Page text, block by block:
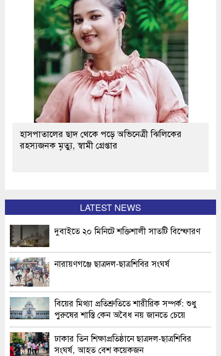
হাসপাতালের ছাদ থেকে পড়ে অভিনেত্রী ঝিলিকের
রহস্যজনক মৃত্যু, স্বামী গ্রেপ্তার
LATEST NEWS
দুবাইতে ২০ মিনিটে শক্তিশালী সাতটি বিস্ফোরণ
নারায়ণগঞ্জে ছাত্রদল-ছাত্রশিবির সংঘর্ষ
বিয়ের মিথ্যা প্রতিশ্রুতিতে শারীরিক সম্পর্ক: শুধু
পুরুষের শাস্তি কেন অবৈধ নয় জানতে চেয়ে
হাইকোর্টের রুল
ঢাকার তিন শিক্ষাপ্রতিষ্ঠানে ছাত্রদল-ছাত্রশিবির
সংঘর্ষ, আহত বেশ কয়েকজন